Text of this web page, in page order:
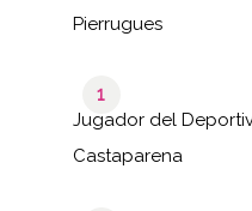
Pierrugues
1
Jugador del
Castaparena